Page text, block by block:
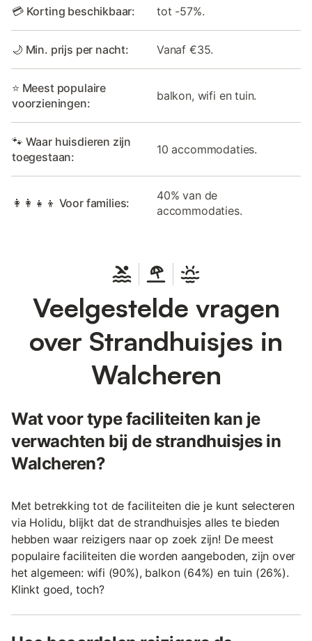
💳 Korting beschikbaar: tot -57%.
🌙 Min. prijs per nacht: Vanaf €35.
⭐ Meest populaire
voorzieningen:
balkon, wifi en tuin.
🐾 Waar huisdieren zijn
toegestaan:
10 accommodaties.
👩‍👩‍👧‍👦 Voor families:
40% van de
accommodaties.
Veelgestelde vragen
over Strandhuisjes in
Walcheren
Wat voor type faciliteiten kan je
verwachten bij de strandhuisjes in
Walcheren?
Met betrekking tot de faciliteiten die je kunt selecteren
via Holidu, blijkt dat de strandhuisjes alles te bieden
hebben waar reizigers naar op zoek zijn! De meest
populaire faciliteiten die worden aangeboden, zijn over
het algemeen: wifi (90%), balkon (64%) en tuin (26%).
Klinkt goed, toch?